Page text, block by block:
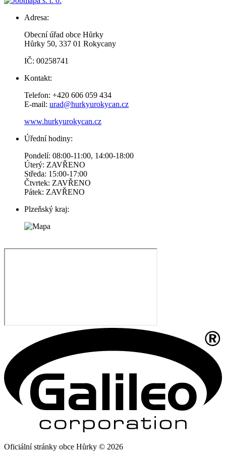
Adresa:
Obecní úřad obce Hůrky
Hůrky 50, 337 01 Rokycany
IČ: 00258741
Kontakt:
Telefon: +420 606 059 434
E-mail: urad@hurkyurokycan.cz
www.hurkyurokycan.cz
Úřední hodiny:
Pondelí: 08:00-11:00, 14:00-18:00
Úterý: ZAVŘENO
Středa: 15:00-17:00
Čtvrtek: ZAVŘENO
Pátek: ZAVŘENO
Plzeňský kraj:
Oficiální stránky obce Hůrky © 2026